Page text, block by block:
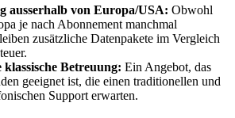
ausserhalb von Europa/USA: Obwohl
je nach Abonnement manchmal
zusätzliche Datenpakete im Vergleich
Betreuung: Ein Angebot, das
geeignet ist, die einen traditionellen und
Support erwarten.